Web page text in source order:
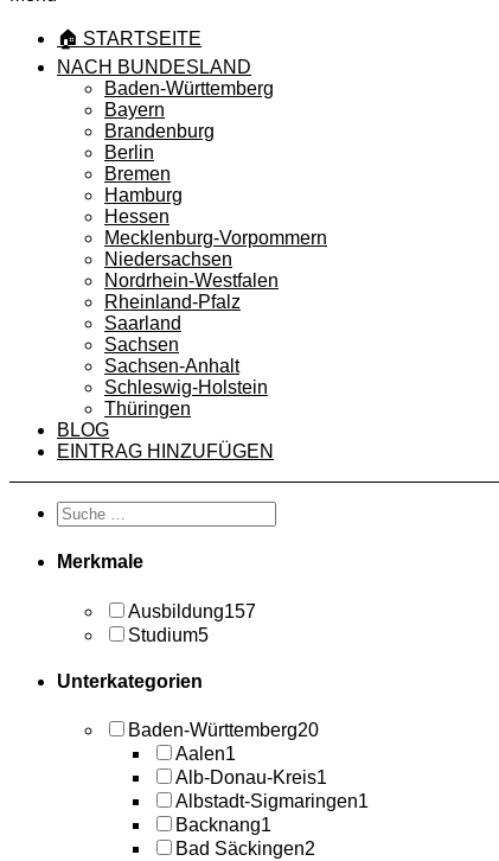
🏠 STARTSEITE
NACH BUNDESLAND
Baden-Württemberg
Bayern
Brandenburg
Berlin
Bremen
Hamburg
Hessen
Mecklenburg-Vorpommern
Niedersachsen
Nordrhein-Westfalen
Rheinland-Pfalz
Saarland
Sachsen
Sachsen-Anhalt
Schleswig-Holstein
Thüringen
BLOG
EINTRAG HINZUFÜGEN
Merkmale
Ausbildung157
Studium5
Unterkategorien
Baden-Württemberg20
Aalen1
Alb-Donau-Kreis1
Albstadt-Sigmaringen1
Backnang1
Bad Säckingen2